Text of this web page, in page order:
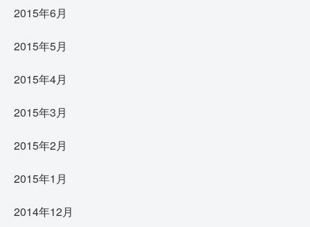
2015年6月
2015年5月
2015年4月
2015年3月
2015年2月
2015年1月
2014年12月